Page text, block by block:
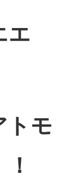
エ
トモ